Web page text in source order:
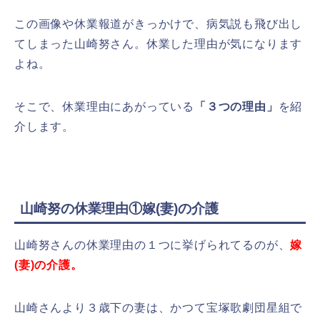
この画像や休業報道がきっかけで、病気説も飛び出し
てしまった山崎努さん。休業した理由が気になります
よね。
そこで、休業理由にあがっている 「３つの理由」
を紹
介します。
山崎努の休業理由①嫁(妻)の介護
山崎努さんの休業理由の１つに挙げられてるのが、嫁
(妻)の介護。
山崎さんより３歳下の妻は、かつて宝塚歌劇団星組で